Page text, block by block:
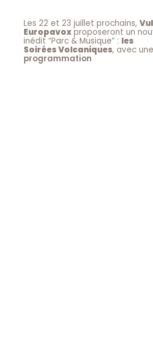
Les 22 et 23 juillet prochains,
Europavoxproposeront un
inédit “Parc & Musique” : les
Soirées Volcaniques, avec une
programmation